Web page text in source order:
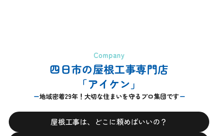
Company
四日市の屋根工事専門店
「アイケン」
地域密着29年！大切な住まいを守るプロ集団です
屋根工事は、どこに頼めばいいの？